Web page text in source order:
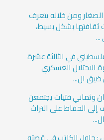
ومن خلاله يتعرف
بشكل بسيط،
في الثالثة عشرة
العسكري
ضيق ال...
وثماني فتيات يجتمعن
إلى الحفاظ على التراث